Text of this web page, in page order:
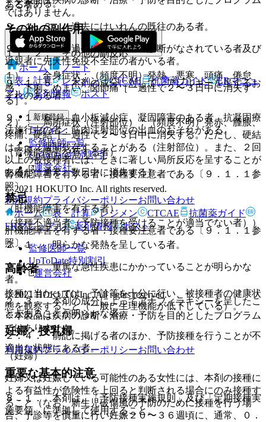
ある者。
９．１．３． 過去にけいれんの既往のある者。
９．１．４． 過去に免疫不全の診断がなされている者及び
近親者に先天性免疫不全症の者がいる者。
９．１．５． 本剤の成分に対して、アレルギーを呈するお
それのある者。
９．１．６． 血小板減少症、凝固障害のある者、抗凝固療
法施行中の者：筋肉注射部位の出血のおそれがある。
（腎機能障害を有する者）
腎機能障害を有する者：接種要注意者である〔９．１．１参
照〕。
（肝機能障害を有する者）
肝機能障害を有する者：接種要注意者である〔９．１．１参
照〕。
高齢者
接種に当たっては、予診等を十分に行い、被接種者の健康状
態を観察すること（一般に生理機能が低下している）。
妊婦・授乳婦
（妊婦）
妊婦又は妊娠している可能性のある女性には、本剤の接種に
よる有益性が危険性を上回ると判断される場合にのみ接種す
ること（なお、新生児破傷風の予防のために接種を行う場
合、予診等を慎重に行い妊娠２０〜３６週頃に、通常、０．
ことがある。
その他の副作用
１１．２． その他の副反応
１）． 全身症状：（頻度不明）発熱、悪寒、頭痛、倦怠
感、下痢、めまい、関節痛［一過性で２〜３日中に消失す
る］。
２）． 局所症状（注射部位）：（頻度不明）発赤、腫脹、
疼痛、硬結［一過性で２〜３日中に消失する。ただし、硬結
は１〜２週間残存することがある（注射部位）。また、２回
以上の被接種者には、ときに著しい局所反応を呈することが
あるが、通常、数日中に消失する］。
禁忌
（接種不適当者（予防接種を受けることが適当でない者））
２．１． 明らかな発熱を呈している者。
２．２． 重篤な急性疾患にかかっていることが明らかな
者。
２．３． 本剤の成分によってアナフィラキシーを呈したこ
とがあることが明らかな者。
２．４． 前記に掲げる者のほか、予防接種を行うことが不
適当な状態にある者。
重要な基本的注意
８．１． 本剤は、「予防接種実施規則」及び「定期接種実
施要領」に準拠して使用すること。
ではありません。
ホーム
ノート
表・計算
レジメン CTCAE 抗菌薬ガイド
ERマニュ
アル
薬剤情報 ポスト
新規登録
ログイン
監修医師一覧
UpToDate特別割引
運営会社
© 2021 HOKUTO Inc. All rights reserved.
利用規約プライバシーポリシーお問い合わせ
ホーム
表・計算 レジメン CTCAE
抗菌薬ガイド
ERマニュアル
薬剤情報 ポスト
監修医師一覧
UpToDate特別割引
運営会社
© 2021 HOKUTO Inc. All rights reserved.
※本製品は疾病の診断・治療・予防を目的としたプログラム
ではありません。
利用規約プライバシーポリシーお問い合わせ